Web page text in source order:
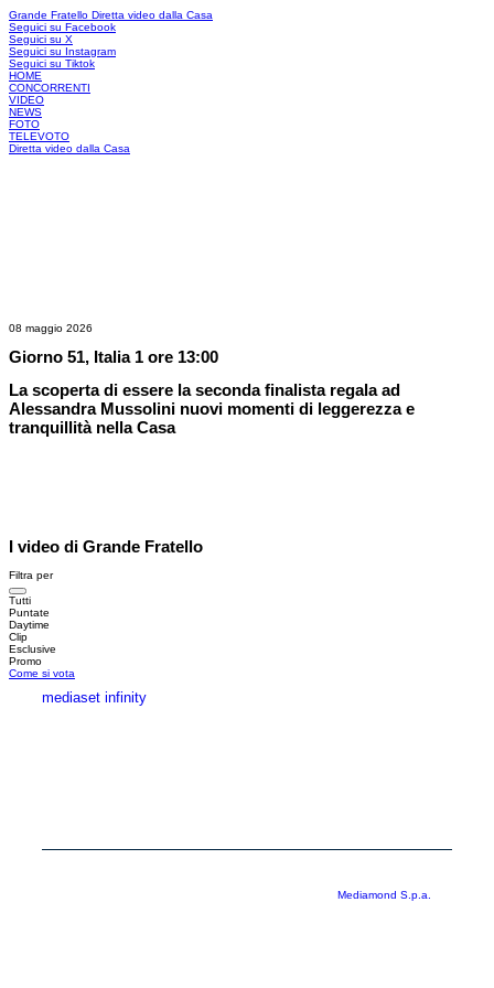
Grande Fratello Diretta video dalla Casa
Seguici su Facebook
Seguici su X
Seguici su Instagram
Seguici su Tiktok
HOME
CONCORRENTI
VIDEO
NEWS
FOTO
TELEVOTO
Diretta video dalla Casa
08 maggio 2026
Giorno 51, Italia 1 ore 13:00
La scoperta di essere la seconda finalista regala ad
Alessandra Mussolini nuovi momenti di leggerezza e
tranquillità nella Casa
I video di Grande Fratello
Filtra per
Tutti
Puntate
Daytime
Clip
Esclusive
Promo
Come si vota
mediaset infinity
Mediamond S.p.a.